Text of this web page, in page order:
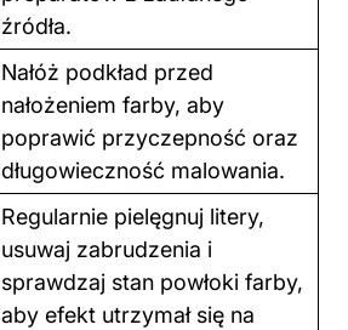
źródła.
Nałóż podkład przed
nałożeniem farby, aby
poprawić przyczepność oraz
długowieczność malowania.
Regularnie pielęgnuj litery,
usuwaj zabrudzenia i
sprawdzaj stan powłoki farby,
aby efekt utrzymał się na